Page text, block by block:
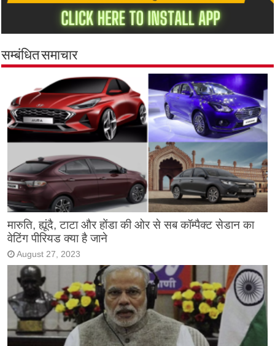
सम्बंधित समाचार
मारुति, ह्यूंदै, टाटा और होंडा की ओर से सब कॉम्पैक्ट सेडान का
वेटिंग पीरियड क्या है जाने
August 27, 2023